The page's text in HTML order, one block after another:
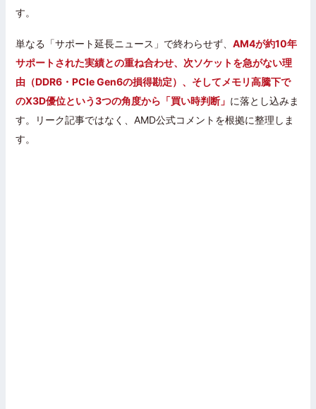
す。
単なる「サポート延長ニュース」で終わらせず、AM4が約10年
サポートされた実績との重ね合わせ、次ソケットを急がない理
由（DDR6・PCIe Gen6の損得勘定）、そしてメモリ高騰下で
のX3D優位という3つの角度から「買い時判断」 に落とし込みま
す。リーク記事ではなく、AMD公式コメントを根拠に整理しま
す。